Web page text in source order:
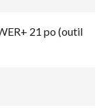
21 po (outil